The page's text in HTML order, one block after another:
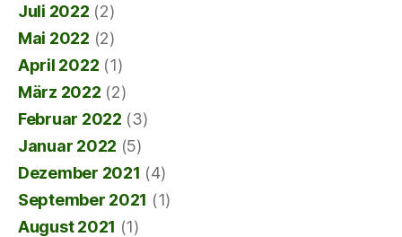
Juli 2022 (2)
Mai 2022 (2)
April 2022 (1)
März 2022 (2)
Februar 2022 (3)
Januar 2022 (5)
Dezember 2021 (4)
September 2021 (1)
August 2021 (1)